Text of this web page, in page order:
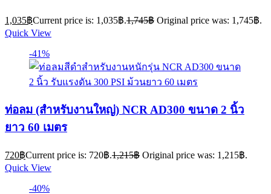
1,035฿Current price is: 1,035฿.1,745฿ Original price was: 1,745฿.
Quick View
-41%
ท่อลม (สำหรับงานใหญ่) NCR AD300 ขนาด 2 นิ้ว
ยาว 60 เมตร
720฿Current price is: 720฿.1,215฿ Original price was: 1,215฿.
Quick View
-40%